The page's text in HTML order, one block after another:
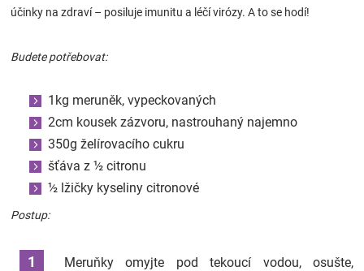
Přihlášení
účinky na zdraví – posiluje imunitu a léčí virózy. A to se hodí!
Budete potřebovat:
1kg meruněk, vypeckovaných
2cm kousek zázvoru, nastrouhaný najemno
350g želírovacího cukru
šťáva z ½ citronu
½ lžičky kyseliny citronové
Postup:
Meruňky omyjte pod tekoucí vodou, osušte,